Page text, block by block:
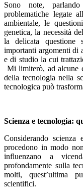
Sono note,
problematiche legate
ambientale, le
genetica, la necessità
la delicata questione
importanti argomenti di
e di studio la cui
Mi limiterò, ad alcune
della tecnologia nella
tecnologica può
Scienza e tecnologia:
Considerando scienza
procedono in modo
influenzano a
profondamente sulla
molti, quest’ultima
scientifici.